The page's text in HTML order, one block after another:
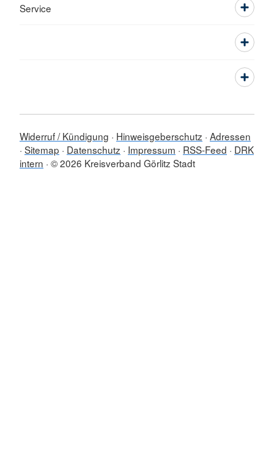
Service
Widerruf / Kündigung Hinweisgeberschutz Adressen
Sitemap
Datenschutz Impressum RSS-Feed
DRK
intern © 2026 Kreisverband Görlitz Stadt